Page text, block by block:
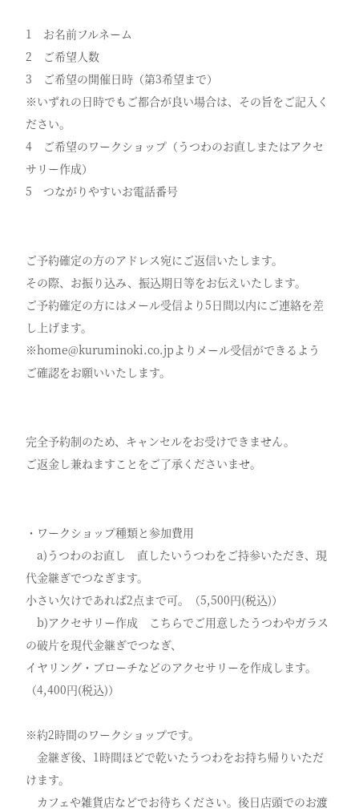
1 お名前フルネーム
2 ご希望人数
3 ご希望の開催日時（第3希望まで）
※いずれの日時でもご都合が良い場合は、その旨をご記入く
ださい。
4 ご希望のワークショップ（うつわのお直しまたはアクセ
サリー作成）
5 つながりやすいお電話番号
ご予約確定の方のアドレス宛にご返信いたします。
その際、お振り込み、振込期日等をお伝えいたします。
ご予約確定の方にはメール受信より5日間以内にご連絡を差
し上げます。
※home@kuruminoki.co.jpよりメール受信ができるよう
ご確認をお願いいたします。
完全予約制のため、キャンセルをお受けできません。
ご返金し兼ねますことをご了承くださいませ。
・ワークショップ種類と参加費用
a)うつわのお直し 直したいうつわをご持参いただき、現
代金継ぎでつなぎます。
小さい欠けであれば2点まで可。（5,500円(税込)）
b)アクセサリー作成 こちらでご用意したうつわやガラス
の破片を現代金継ぎでつなぎ、
イヤリング・ブローチなどのアクセサリーを作成します。
（4,400円(税込)）
※約2時間のワークショップです。
金継ぎ後、1時間ほどで乾いたうつわをお持ち帰りいただ
けます。
カフェや雑貨店などでお待ちください。後日店頭でのお渡